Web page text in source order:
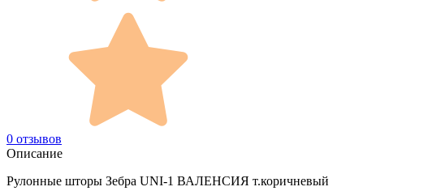
0 отзывов
Описание
Рулонные шторы Зебра UNI-1 ВАЛЕНСИЯ т.коричневый